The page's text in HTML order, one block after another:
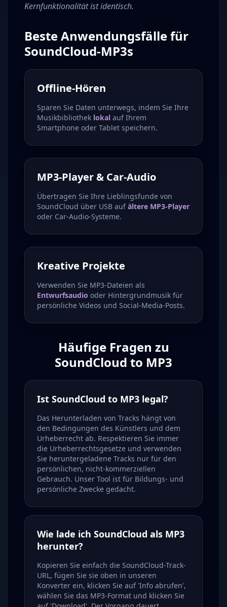
Kernfunktionalität ist identisch.
Beste Anwendungsfälle für
SoundCloud-MP3s
Offline-Hören
Sparen Sie Daten unterwegs, indem Sie Ihre
Musikbibliothek lokal auf Ihrem
Smartphone oder Tablet speichern.
MP3-Player & Car-Audio
Übertragen Sie Ihre Lieblingsfunde von
SoundCloud über USB aufältere MP3-Player
oder Car-Audio-Systeme.
Kreative Projekte
Verwenden Sie MP3-Dateien als
Entwurfsaudio oder Hintergrundmusik für
persönliche Videos und Social-Media-Posts.
Häufige Fragen zu
SoundCloud to MP3
Ist SoundCloud to MP3 legal?
Das Herunterladen von Tracks hängt von
den Bedingungen des Künstlers und dem
Urheberrecht ab. Respektieren Sie immer
die Urheberrechtsgesetze und verwenden
Sie heruntergeladene Tracks nur für den
persönlichen, nicht-kommerziellen
Gebrauch. Unser Tool ist für Bildungs- und
persönliche Zwecke gedacht.
Wie lade ich SoundCloud als MP3
herunter?
Kopieren Sie einfach die SoundCloud-Track-
URL, fügen Sie sie oben in unseren
Konverter ein, klicken Sie auf 'Info abrufen',
wählen Sie das MP3-Format und klicken Sie